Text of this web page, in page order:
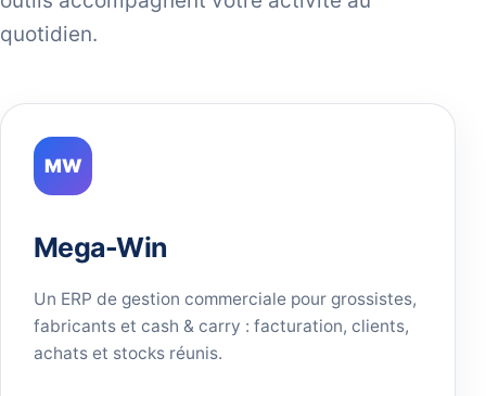
quotidien.
MW
Mega-Win
Un ERP de gestion commerciale pour grossistes,
fabricants et cash & carry : facturation, clients,
achats et stocks réunis.